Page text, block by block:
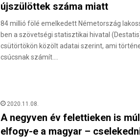
újszülöttek száma miatt
84 millió fölé emelkedett Németország
ben a szövetségi statisztikai hivatal
csütörtökön közölt adatai szerint, ami
csúcsnak számít.…
2020.11.08.
A negyven év felettieken is
elfogy-e a magyar –